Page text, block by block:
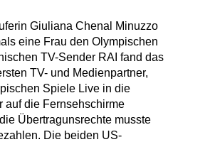
Giuliana Chenal Minuzzo
eine Frau den Olympischen
TV-Sender RAI fand das
TV- und Medienpartner,
Spiele Live in die
auf die Fernsehschirme
Übertragunsrechte musste
Die beiden US-